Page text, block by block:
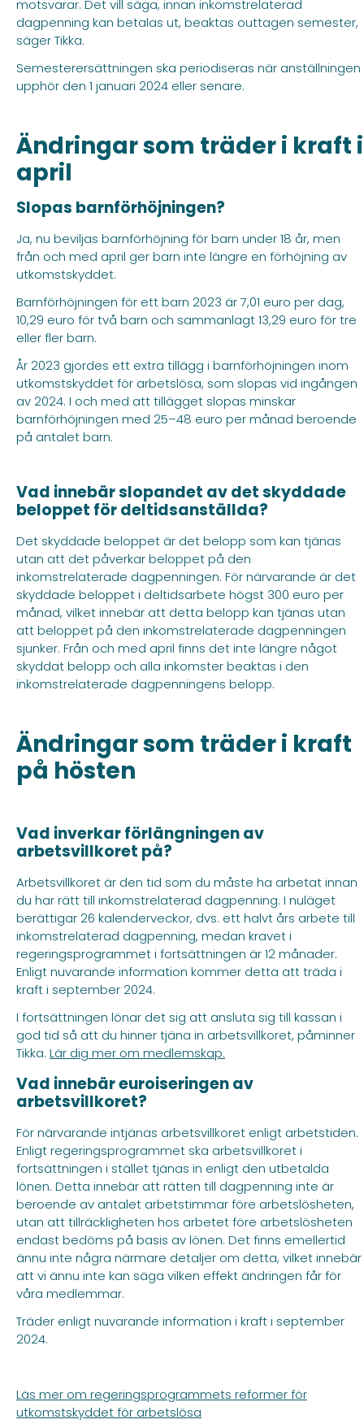
motsvarar. Det vill säga, innan inkomstrelaterad
dagpenning kan betalas ut, beaktas outtagen semester,
säger Tikka.
Semesterersättningen ska periodiseras när anställningen
upphör den 1 januari 2024 eller senare.
Ändringar som träder i kraft i
april
Slopas barnförhöjningen?
Ja, nu beviljas barnförhöjning för barn under 18 år, men
från och med april ger barn inte längre en förhöjning av
utkomstskyddet.
Barnförhöjningen för ett barn 2023 är 7,01 euro per dag,
10,29 euro för två barn och sammanlagt 13,29 euro för tre
eller fler barn.
År 2023 gjordes ett extra tillägg i barnförhöjningen inom
utkomstskyddet för arbetslösa, som slopas vid ingången
av 2024. I och med att tillägget slopas minskar
barnförhöjningen med 25–48 euro per månad beroende
på antalet barn.
Vad innebär slopandet av det skyddade
beloppet för deltidsanställda?
Det skyddade beloppet är det belopp som kan tjänas
utan att det påverkar beloppet på den
inkomstrelaterade dagpenningen. För närvarande är det
skyddade beloppet i deltidsarbete högst 300 euro per
månad, vilket innebär att detta belopp kan tjänas utan
att beloppet på den inkomstrelaterade dagpenningen
sjunker. Från och med april finns det inte längre något
skyddat belopp och alla inkomster beaktas i den
inkomstrelaterade dagpenningens belopp.
Ändringar som träder i kraft
på hösten
Vad inverkar förlängningen av
arbetsvillkoret på?
Arbetsvillkoret är den tid som du måste ha arbetat innan
du har rätt till inkomstrelaterad dagpenning. I nuläget
berättigar 26 kalenderveckor, dvs. ett halvt års arbete till
inkomstrelaterad dagpenning, medan kravet i
regeringsprogrammet i fortsättningen är 12 månader.
Enligt nuvarande information kommer detta att träda i
kraft i september 2024.
I fortsättningen lönar det sig att ansluta sig till kassan i
god tid så att du hinner tjäna in arbetsvillkoret, påminner
Tikka. Lär dig mer om medlemskap.
Vad innebär euroiseringen av
arbetsvillkoret?
För närvarande intjänas arbetsvillkoret enligt arbetstiden.
Enligt regeringsprogrammet ska arbetsvillkoret i
fortsättningen i stället tjänas in enligt den utbetalda
lönen. Detta innebär att rätten till dagpenning inte är
beroende av antalet arbetstimmar före arbetslösheten,
utan att tillräckligheten hos arbetet före arbetslösheten
endast bedöms på basis av lönen. Det finns emellertid
ännu inte några närmare detaljer om detta, vilket innebär
att vi ännu inte kan säga vilken effekt ändringen får för
våra medlemmar.
Träder enligt nuvarande information i kraft i september
2024.
Läs mer om regeringsprogrammets reformer för
utkomstskyddet för arbetslösa